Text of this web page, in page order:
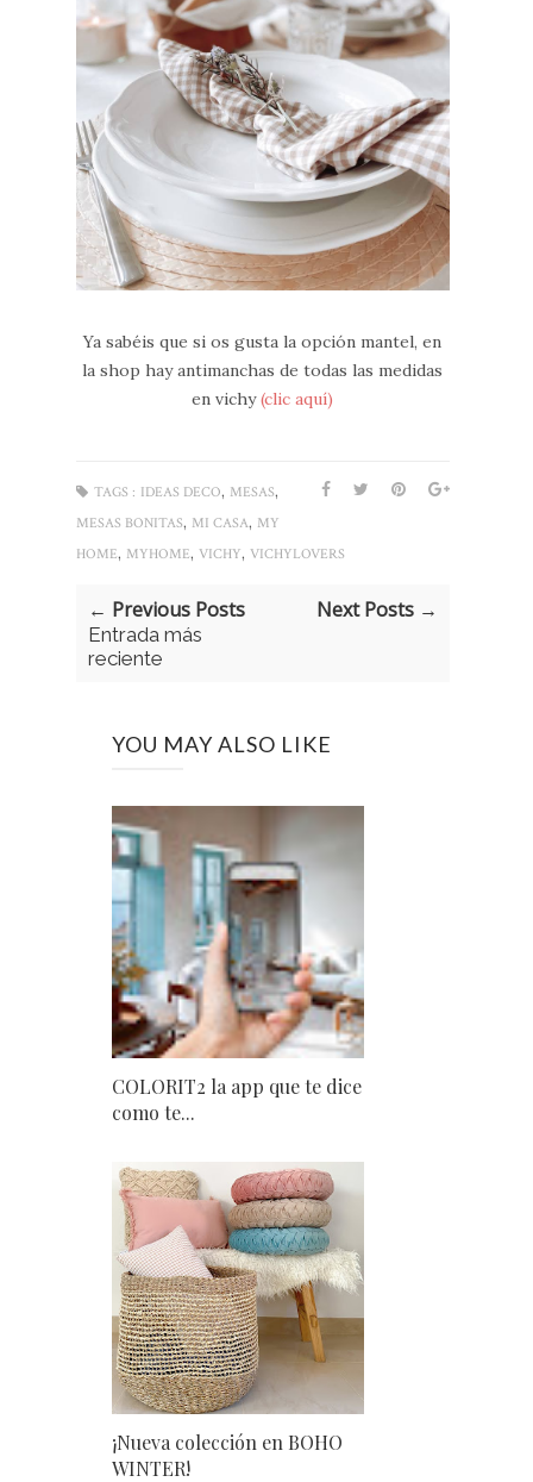
Ya sabéis que si os gusta la opción mantel, en
la shop hay antimanchas de todas las medidas
en vichy(clic aquí)
TAGS : IDEAS DECO, MESAS,
MESAS BONITAS, MI CASA, MY
HOME, MYHOME, VICHY, VICHYLOVERS
← Previous Posts
Entrada más
reciente
Next Posts →
YOU MAY ALSO LIKE
COLORIT2 la app que te dice
como te...
¡Nueva colección en BOHO
WINTER!